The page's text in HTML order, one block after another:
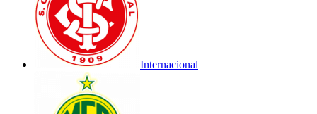
Internacional